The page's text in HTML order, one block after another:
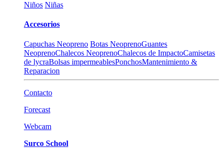
Niños Niñas
Accesorios
Capuchas Neopreno Botas NeoprenoGuantes
NeoprenoChalecos NeoprenoChalecos de ImpactoCamisetas
de lycraBolsas impermeablesPonchosMantenimiento &
Reparacion
Contacto
Forecast
Webcam
Surco School